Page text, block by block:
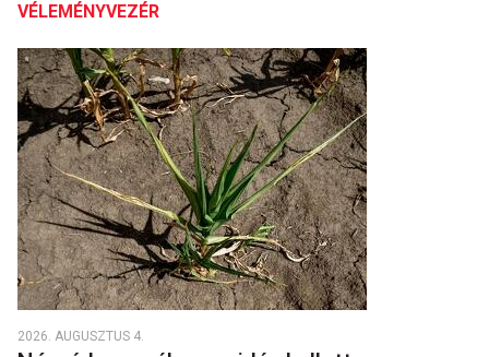
VÉLEMÉNYVEZÉR
2026. AUGUSZTUS 4.